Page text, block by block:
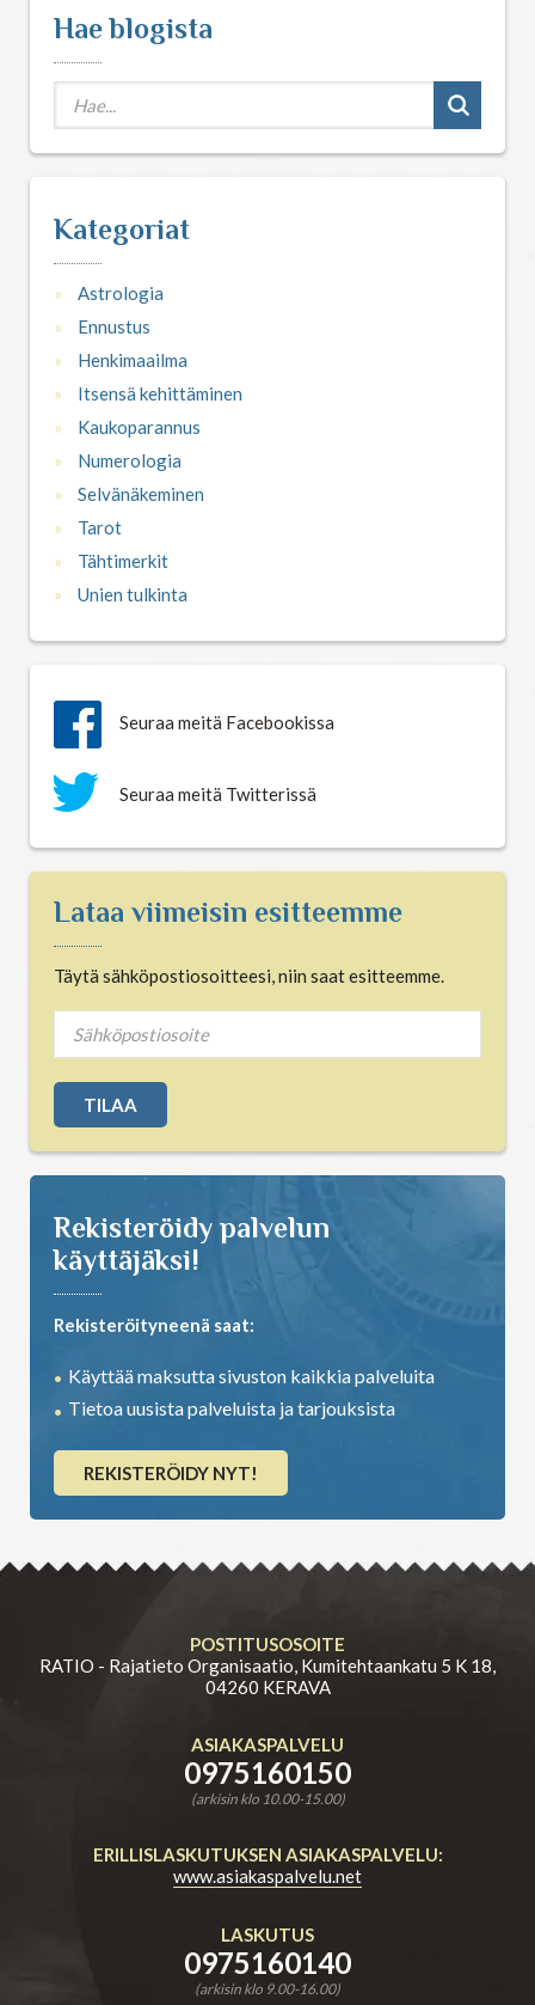
Hae blogista
Kategoriat
Astrologia
Ennustus
Henkimaailma
Itsensä kehittäminen
Kaukoparannus
Numerologia
Selvänäkeminen
Tarot
Tähtimerkit
Unien tulkinta
Seuraa meitä Facebookissa
Seuraa meitä Twitterissä
Lataa viimeisin esitteemme
Täytä sähköpostiosoitteesi, niin saat esitteemme.
Rekisteröidy palvelun
käyttäjäksi!
Rekisteröityneenä saat:
Käyttää maksutta sivuston kaikkia palveluita
Tietoa uusista palveluista ja tarjouksista
REKISTERÖIDY NYT!
POSTITUSOSOITE
RATIO - Rajatieto Organisaatio, Kumitehtaankatu 5 K 18,
04260 KERAVA
ASIAKASPALVELU
0975160150
(arkisin klo 10.00-15.00)
ERILLISLASKUTUKSEN ASIAKASPALVELU:
www.asiakaspalvelu.net
LASKUTUS
0975160140
(arkisin klo 9.00-16.00)